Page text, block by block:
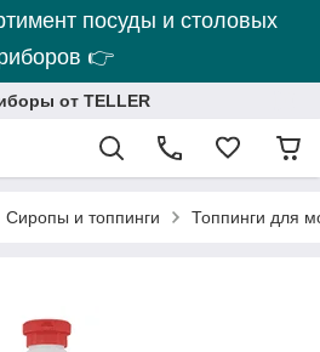
посуды и столовых
👉
от TELLER
Сиропы и топпинги Топпинги для